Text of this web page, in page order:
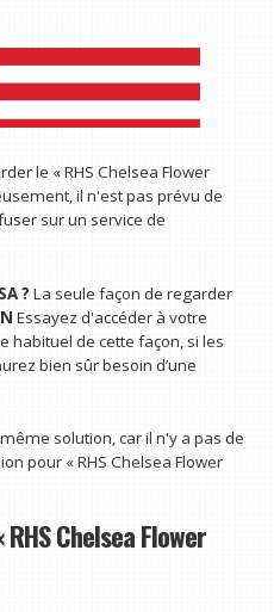
le « RHS Chelsea Flower
il n'est pas prévu de
sur un service de
?La seule façon de regarder
Essayez d'accéder à votre
habituel de cette façon, si les
bien sûr besoin d’une
solution, car il n'y a pas de
pour « RHS Chelsea Flower
Chelsea Flower